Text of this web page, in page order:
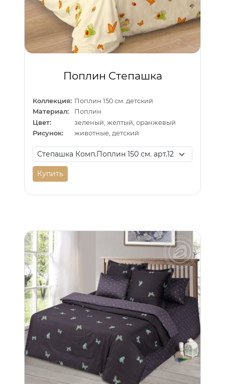
Поплин Степашка
Коллекция: Поплин 150 см. детский
Материал:
Поплин
Цвет:
зеленый, желтый, оранжевый
Рисунок:
животные, детский
Купить